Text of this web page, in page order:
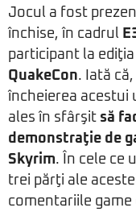
Jocul a fost
închise, în cadrul
participant la
QuakeCon. Iată
încheierea acestui
ales în sfârşit să
demonstraţie de
Skyrim. În cele ce
trei părţi ale
comentariile